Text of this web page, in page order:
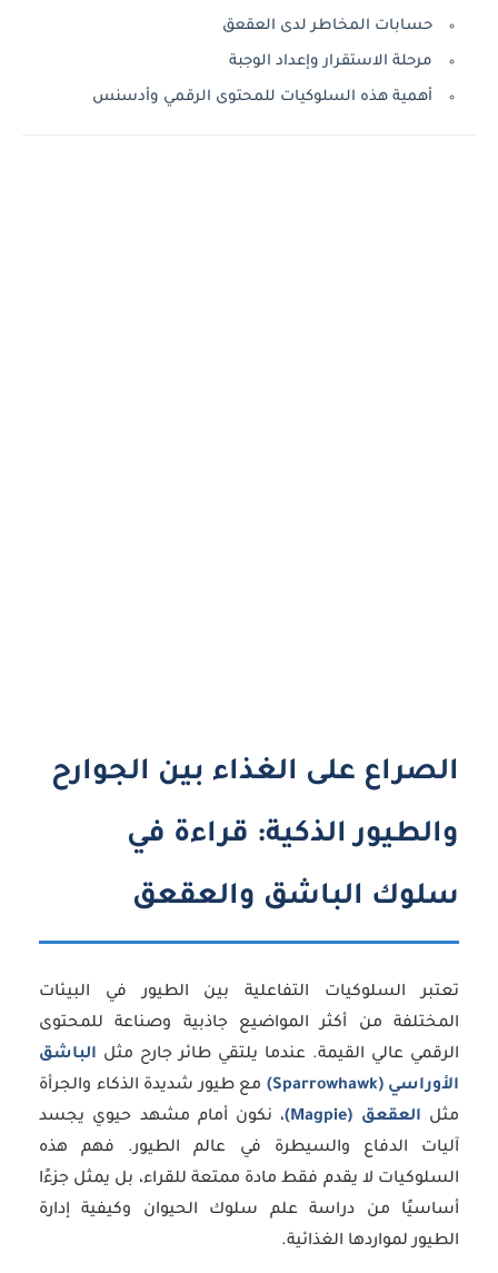
حسابات المخاطر لدى العقعق
مرحلة الاستقرار وإعداد الوجبة
أهمية هذه السلوكيات للمحتوى الرقمي وأدسنس
الصراع على الغذاء بين الجوارح
والطيور الذكية: قراءة في
سلوك الباشق والعقعق
تعتبر السلوكيات التفاعلية بين الطيور في البيئات
المختلفة من أكثر المواضيع جاذبية وصناعة للمحتوى
الرقمي عالي القيمة. عندما يلتقي طائر جارح مثل الباشق
الأوراسي (Sparrowhawk)
مع طيور شديدة الذكاء والجرأة
مثل العقعق (Magpie)
، نكون أمام مشهد حيوي يجسد
آليات الدفاع والسيطرة في عالم الطيور. فهم هذه
السلوكيات لا يقدم فقط مادة ممتعة للقراء، بل يمثل جزءًا
أساسيًا من دراسة علم سلوك الحيوان وكيفية إدارة
الطيور لمواردها الغذائية.